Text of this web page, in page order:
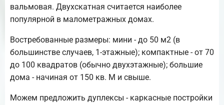
вальмовая. Двухскатная считается наиболее
популярной в малометражных домах.
Востребованные размеры: мини - до 50 м2 (в
большинстве случаев, 1-этажные); компактные - от 70
до 100 квадратов (обычно двухэтажные); большие
дома - начиная от 150 кв. М и свыше.
Можем предложить дуплексы - каркасные постройки